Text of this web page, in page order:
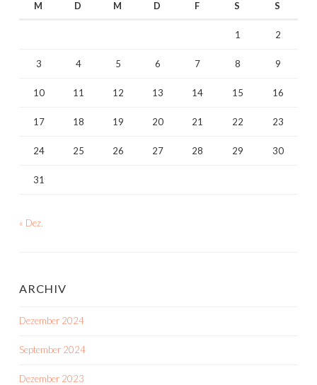
M D M D F S S
1 2
3 4 5 6 7 8 9
10 11 12 13 14 15 16
17 18 19 20 21 22 23
24 25 26 27 28 29 30
31
« Dez.
ARCHIV
Dezember 2024
September 2024
Dezember 2023